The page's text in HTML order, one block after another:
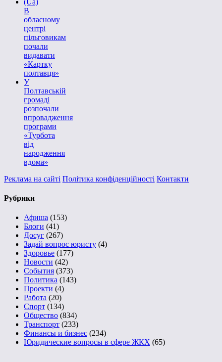
В
обласному
центрі
пільговикам
почали
видавати
«Картку
полтавця»
У
Полтавській
громаді
розпочали
впровадження
програми
«Турбота
від
народження
вдома»
Реклама на сайті Політика конфіденційності Контакти
Рубрики
Афиша (153)
Блоги (41)
Досуг (267)
Задай вопрос юристу (4)
Здоровье (177)
Новости (42)
События (373)
Политика (143)
Проекти (4)
Работа (20)
Спорт (134)
Общество (834)
Транспорт (233)
Финансы и бизнес (234)
Юридические вопросы в сфере ЖКХ (65)